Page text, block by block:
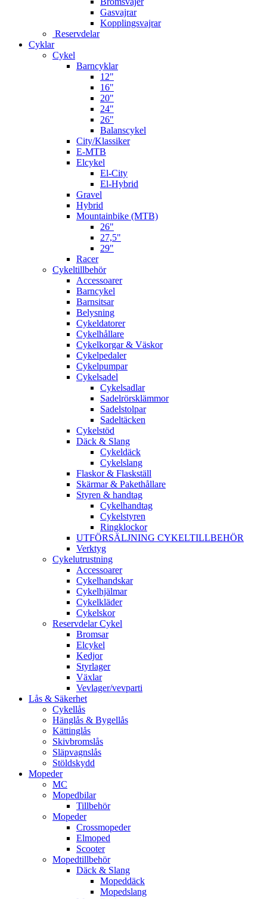
Gasvajrar
Kopplingsvajrar
Reservdelar
Cyklar
Cykel
Barncyklar
12"
16"
20"
24"
26"
Balanscykel
City/Klassiker
E-MTB
Elcykel
El-City
El-Hybrid
Gravel
Hybrid
Mountainbike (MTB)
26"
27,5"
29"
Racer
Cykeltillbehör
Accessoarer
Barncykel
Barnsitsar
Belysning
Cykeldatorer
Cykelhållare
Cykelkorgar & Väskor
Cykelpedaler
Cykelpumpar
Cykelsadel
Cykelsadlar
Sadelrörsklämmor
Sadelstolpar
Sadeltäcken
Cykelstöd
Däck & Slang
Cykeldäck
Cykelslang
Flaskor & Flaskställ
Skärmar & Pakethållare
Styren & handtag
Cykelhandtag
Cykelstyren
Ringklockor
UTFÖRSÄLJNING CYKELTILLBEHÖR
Verktyg
Cykelutrustning
Accessoarer
Cykelhandskar
Cykelhjälmar
Cykelkläder
Cykelskor
Reservdelar Cykel
Bromsar
Elcykel
Kedjor
Styrlager
Växlar
Vevlager/vevparti
Lås & Säkerhet
Cykellås
Hänglås & Bygellås
Kättinglås
Skivbromslås
Släpvagnslås
Stöldskydd
Mopeder
MC
Mopedbilar
Tillbehör
Mopeder
Crossmopeder
Elmoped
Scooter
Mopedtillbehör
Däck & Slang
Mopeddäck
Mopedslang